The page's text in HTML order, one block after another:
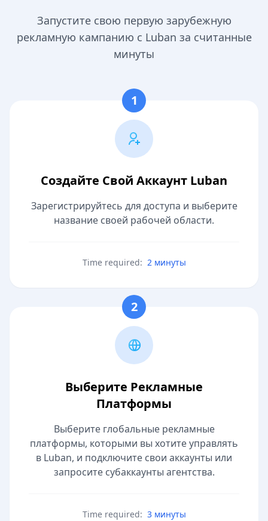
Запустите свою первую зарубежную
рекламную кампанию с Luban за считанные
минуты
1
Создайте Свой Аккаунт Luban
Зарегистрируйтесь для доступа и выберите
название своей рабочей области.
Time required: 2 минуты
2
Выберите Рекламные
Платформы
Выберите глобальные рекламные
платформы, которыми вы хотите управлять
в Luban, и подключите свои аккаунты или
запросите субаккаунты агентства.
Time required: 3 минуты